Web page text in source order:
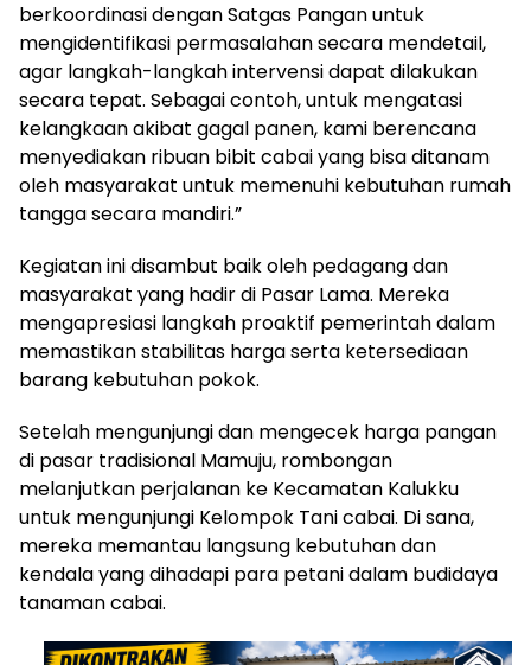
berkoordinasi dengan Satgas Pangan untuk
mengidentifikasi permasalahan secara mendetail,
agar langkah-langkah intervensi dapat dilakukan
secara tepat. Sebagai contoh, untuk mengatasi
kelangkaan akibat gagal panen, kami berencana
menyediakan ribuan bibit cabai yang bisa ditanam
oleh masyarakat untuk memenuhi kebutuhan rumah
tangga secara mandiri.”
Kegiatan ini disambut baik oleh pedagang dan
masyarakat yang hadir di Pasar Lama. Mereka
mengapresiasi langkah proaktif pemerintah dalam
memastikan stabilitas harga serta ketersediaan
barang kebutuhan pokok.
Setelah mengunjungi dan mengecek harga pangan
di pasar tradisional Mamuju, rombongan
melanjutkan perjalanan ke Kecamatan Kalukku
untuk mengunjungi Kelompok Tani cabai. Di sana,
mereka memantau langsung kebutuhan dan
kendala yang dihadapi para petani dalam budidaya
tanaman cabai.